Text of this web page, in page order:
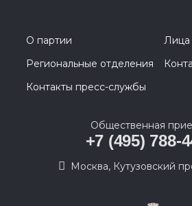
О партии
Лица
Региональные отделения
Контакты пресс-службы
Общественная
+7 (495) 788-
Москва, Кутузовский